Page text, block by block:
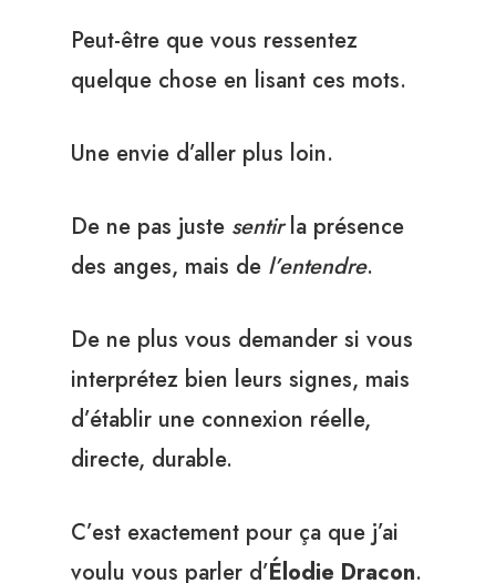
Peut-être que vous ressentez
quelque chose en lisant ces mots.
Une envie d’aller plus loin.
De ne pas juste sentirla présence
des anges, mais de l’entendre.
De ne plus vous demander si vous
interprétez bien leurs signes, mais
d’établir une connexion réelle,
directe, durable.
C’est exactement pour ça que j’ai
voulu vous parler d’Élodie Dracon.